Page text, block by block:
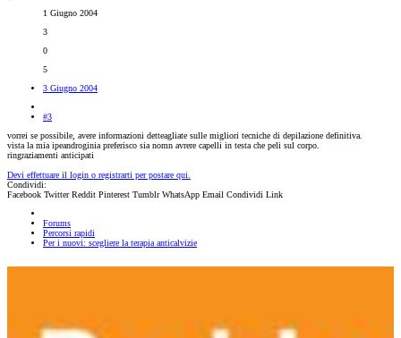
1 Giugno 2004
3
0
5
3 Giugno 2004
#3
vorrei se possibile, avere informazioni detteagliate sulle migliori tecniche di depilazione definitiva.
vista la mia ipeandroginia preferisco sia nomn avrere capelli in testa che peli sul corpo.
ringraziamenti anticipati
Devi effettuare il login o registrarti per postare qui.
Condividi:
Facebook Twitter Reddit Pinterest Tumblr WhatsApp Email Condividi Link
Forums
Percorsi rapidi
Per i nuovi: scegliere la terapia anticalvizie